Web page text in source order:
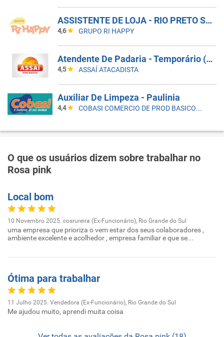
ASSISTENTE DE LOJA - RIO PRETO SHOPPING - EFETIVO
4,6 GRUPO RI HAPPY
Atendente De Padaria - Temporário (Alto Da XV)
4,5 ASSAÍ ATACADISTA
Auxiliar De Limpeza - Paulinia
4,4 COBASI COMERCIO DE PROD BASICOS E INDUSTRIALIZADOS LTDA
O que os usuários dizem sobre trabalhar no
Rosa pink
Local bom
10 Novembro 2025. cosrureira (Ex-Funcionário), Rio Grande do Sul
uma empresa que prioriza o vem estar dos seus colaboradores ,
ambiente excelente e acolhedor , empresa familiar e que se...
Ótima para trabalhar
11 Julho 2025. Vendedora (Ex-Funcionário), Rio Grande do Sul
Me ajudou muito, aprendi muita coisa